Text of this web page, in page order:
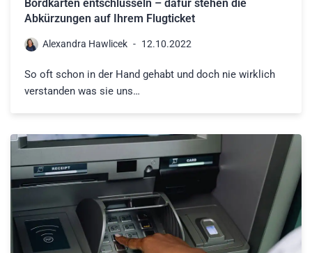
Bordkarten entschlüsseln – dafür stehen die
Abkürzungen auf Ihrem Flugticket
Alexandra Hawlicek 12.10.2022
So oft schon in der Hand gehabt und doch nie wirklich
verstanden was sie uns…